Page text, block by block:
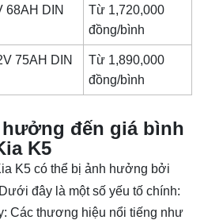
68AH DIN
Từ 1,720,000
đồng/bình
75AH DIN
Từ 1,890,000
đồng/bình
hưởng đến giá bình
K5
K5 có thể bị ảnh hưởng bởi
đây là một số yếu tố chính:
Các thương hiệu nổi tiếng như